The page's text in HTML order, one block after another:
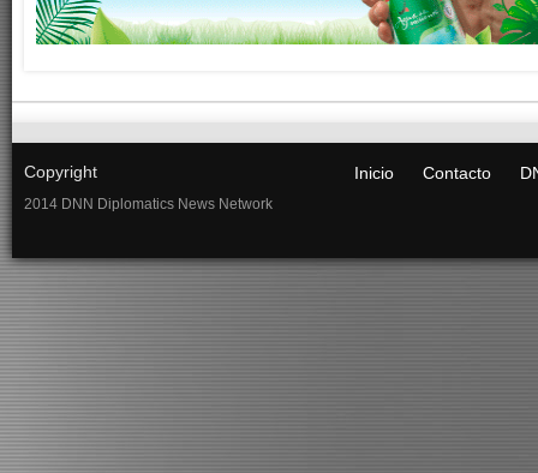
Copyright
2014 DNN Diplomatics News Network
Inicio Contacto